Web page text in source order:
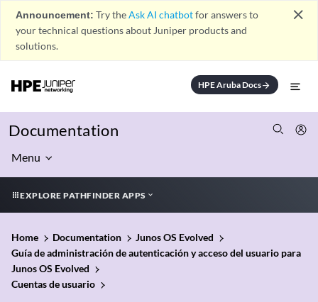
Announcement: Try theAsk AI chatbotfor answers to
your technical questions about Juniper products and
solutions.
close
HPE Aruba Docsarrow_forward
Documentation
Menu
EXPLORE PATHFINDER APPS
Home Documentation
Junos OS Evolved
Guía de administración de autenticación y acceso del usuario para
Junos OS Evolved
Cuentas de usuario